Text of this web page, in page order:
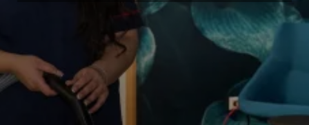
Werkgevers
Vacature-alert